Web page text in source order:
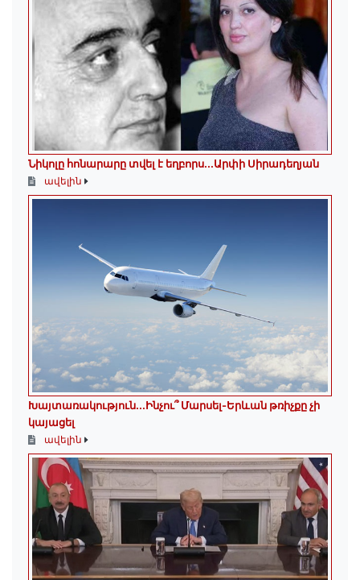
Նիկոլը հոնարարը տվել է եղբորս․․․Արփի Սիրադեղյան
ավելին
Խայտառակություն․․․Ինչու՞ Մարսել-Երևան թռիչքը չի
կայացել
ավելին